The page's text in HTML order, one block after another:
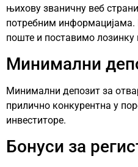
њихову званичну веб
потребним информацијама.
поште и поставимо
Минимални
Минимални депозит за
прилично конкурентна у
инвеститоре.
Бонуси за